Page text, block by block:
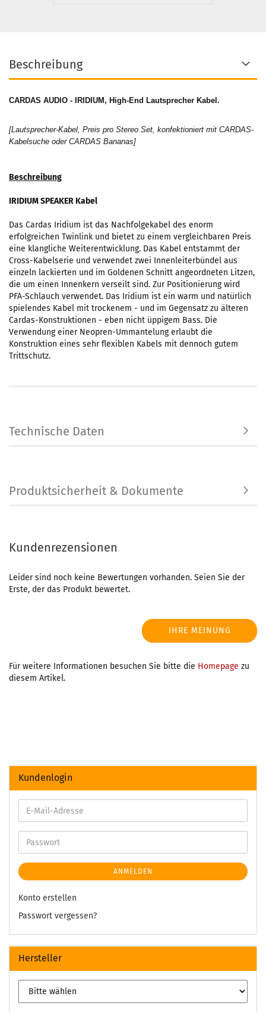
Beschreibung
CARDAS AUDIO - IRIDIUM, High-End Lautsprecher Kabel.
[Lautsprecher-Kabel, Preis pro Stereo Set, konfektioniert mit CARDAS-
Kabelsuche oder CARDAS Bananas]
Beschreibung
IRIDIUM SPEAKER Kabel
Das Cardas Iridium ist das Nachfolgekabel des enorm
erfolgreichen Twinlink und bietet zu einem vergleichbaren Preis
eine klangliche Weiterentwicklung. Das Kabel entstammt der
Cross-Kabelserie und verwendet zwei Innenleiterbündel aus
einzeln lackierten und im Goldenen Schnitt angeordneten Litzen,
die um einen Innenkern verseilt sind. Zur Positionierung wird
PFA-Schlauch verwendet. Das Iridium ist ein warm und natürlich
spielendes Kabel mit trockenem - und im Gegensatz zu älteren
Cardas-Konstruktionen - eben nicht üppigem Bass. Die
Verwendung einer Neopren-Ummantelung erlaubt die
Konstruktion eines sehr flexiblen Kabels mit dennoch gutem
Trittschutz.
Technische Daten
Produktsicherheit & Dokumente
Kundenrezensionen
Leider sind noch keine Bewertungen vorhanden. Seien Sie der
Erste, der das Produkt bewertet.
IHRE MEINUNG
Für weitere Informationen besuchen Sie bitte die Homepage zu
diesem Artikel.
Kundenlogin
ANMELDEN
Konto erstellen
Passwort vergessen?
Hersteller